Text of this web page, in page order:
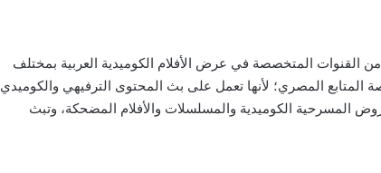
المتخصصة في عرض الأفلام الكوميدية العربية بمختلف
المتابع المصري؛ لأنها تعمل على بث المحتوى الترفيهي والكوميدي
المسرحية الكوميدية والمسلسلات والأفلام المضحكة، وتبث